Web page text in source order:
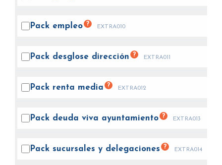
Pack empleo ? EXTRA010
Pack desglose dirección ? EXTRA011
Pack renta media ? EXTRA012
Pack deuda viva ayuntamiento ? EXTRA013
Pack sucursales y delegaciones ? EXTRA014